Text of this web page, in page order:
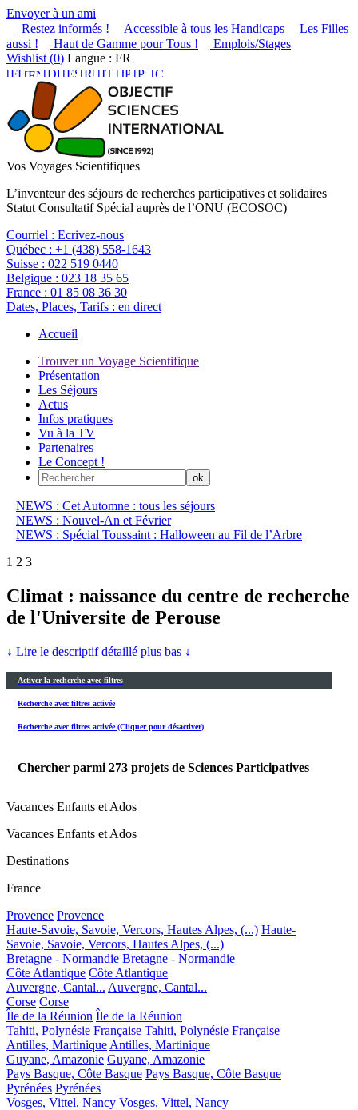
Envoyer à un ami
Restez informés !
Accessible à tous les Handicaps
Les Filles
aussi !
Haut de Gamme pour Tous !
Emplois/Stages
Wishlist (0) Langue : FR
Vos Voyages Scientifiques
L’inventeur des séjours de recherches participatives et solidaires
Statut Consultatif Spécial auprès de l’ONU (ECOSOC)
Courriel : Ecrivez-nous
Québec : +1 (438) 558-1643
Suisse : 022 519 0440
Belgique : 023 18 35 65
France : 01 85 08 36 30
Dates, Places, Tarifs : en direct
Accueil
Trouver un Voyage Scientifique
Présentation
Les Séjours
Actus
Infos pratiques
Vu à la TV
Partenaires
Le Concept !
NEWS : Cet Automne : tous les séjours
NEWS : Nouvel-An et Février
NEWS : Spécial Toussaint : Halloween au Fil de l’Arbre
1 2 3
Climat : naissance du centre de recherche
de l'Universite de Perouse
↓ Lire le descriptif détaillé plus bas ↓
Activer la recherche avec filtres
Recherche avec filtres activée
Recherche avec filtres activée (Cliquer pour désactiver)
Chercher parmi 273 projets de Sciences Participatives
Vacances Enfants et Ados
Vacances Enfants et Ados
Destinations
France
Provence Provence
Haute-Savoie, Savoie, Vercors, Hautes Alpes, (...) Haute-
Savoie, Savoie, Vercors, Hautes Alpes, (...)
Bretagne - Normandie Bretagne - Normandie
Côte Atlantique Côte Atlantique
Auvergne, Cantal... Auvergne, Cantal...
Corse Corse
Île de la Réunion Île de la Réunion
Tahiti, Polynésie Française Tahiti, Polynésie Française
Antilles, Martinique Antilles, Martinique
Guyane, Amazonie Guyane, Amazonie
Pays Basque, Côte Basque Pays Basque, Côte Basque
Pyrénées Pyrénées
Vosges, Vittel, Nancy Vosges, Vittel, Nancy